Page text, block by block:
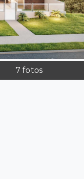
7 fotos